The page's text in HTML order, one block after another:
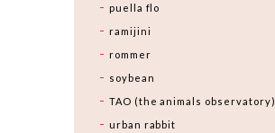
puella flo
ramijini
rommer
soybean
TAO (the animals observatory)
urban rabbit